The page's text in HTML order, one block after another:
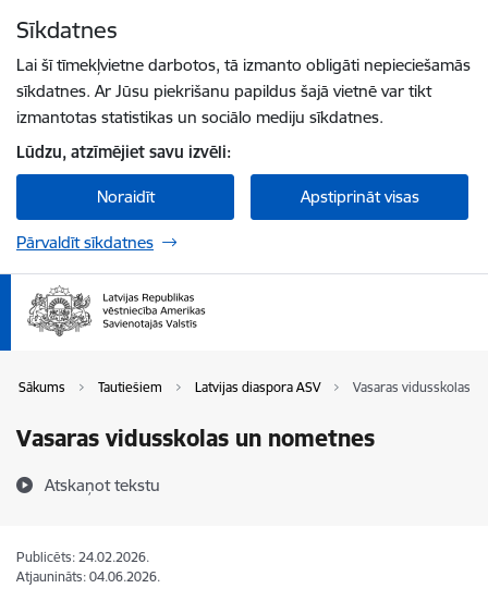
Sīkdatnes
Lai šī tīmekļvietne darbotos, tā izmanto obligāti nepieciešamās
sīkdatnes. Ar Jūsu piekrišanu papildus šajā vietnē var tikt
izmantotas statistikas un sociālo mediju sīkdatnes.
Lūdzu, atzīmējiet savu izvēli:
Noraidīt Apstiprināt visas
Pārvaldīt sīkdatnes
Sākums Tautiešiem Latvijas diaspora ASV Vasaras vidusskolas
Vasaras vidusskolas un nometnes
Atskaņot tekstu
Publicēts: 24.02.2026.
Atjaunināts: 04.06.2026.